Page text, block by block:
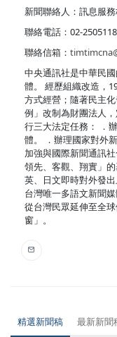
新聞聯絡人：訊息服
聯絡電話：02-
聯絡信箱：
中央通訊社是中華民
體。 經歷組織改造，
方式經營；隨著民主
例」改制為財團法人
行三大法定任務： ．
體。 ．辦理國家對外
加強與國際新聞通訊
領先、客觀、翔實」
英、日文即時對外發
台灣唯一多語文新聞
從台灣民眾延伸至全
窗」。
精選新聞稿 最新新聞